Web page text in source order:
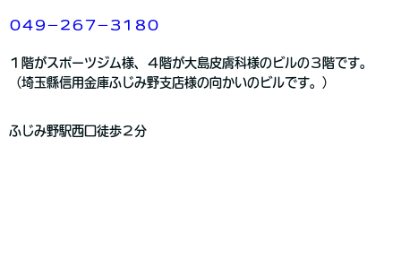
０４９−２６７−３１８０
１階がスポーツジム様、４階が大島皮膚科様のビルの３階です。
（埼玉縣信用金庫ふじみ野支店様の向かいのビルです。）
ふじみ野駅西口徒歩２分